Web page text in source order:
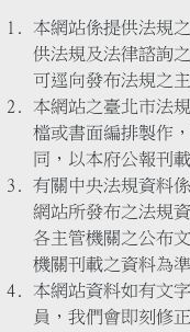
本網站係提供法規
供法規及法律諮詢
可逕向發布法規之
本網站之臺北市法
檔或書面編排製作
同，以本府公報刊
有關中央法規資料
網站所發布之法規
各主管機關之公布
機關刊載之資料為準
本網站資料如有文
員，我們會即刻修正